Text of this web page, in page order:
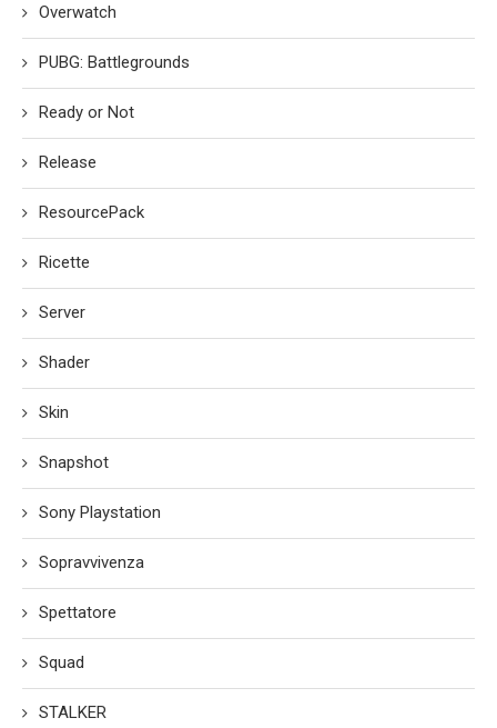
Overwatch
PUBG: Battlegrounds
Ready or Not
Release
ResourcePack
Ricette
Server
Shader
Skin
Snapshot
Sony Playstation
Sopravvivenza
Spettatore
Squad
STALKER